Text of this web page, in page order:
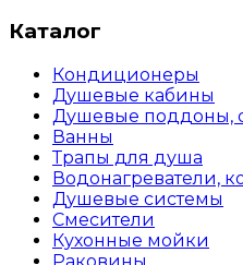
Каталог
Кондиционеры
Душевые кабины
Душевые поддоны,
Ванны
Трапы для душа
Водонагреватели,
Душевые системы
Смесители
Кухонные мойки